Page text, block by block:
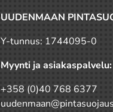
UUDENMAAN
Y-tunnus: 1744095-0
Myynti ja asiakaspalvelu:
+358 (0)40 768 6377